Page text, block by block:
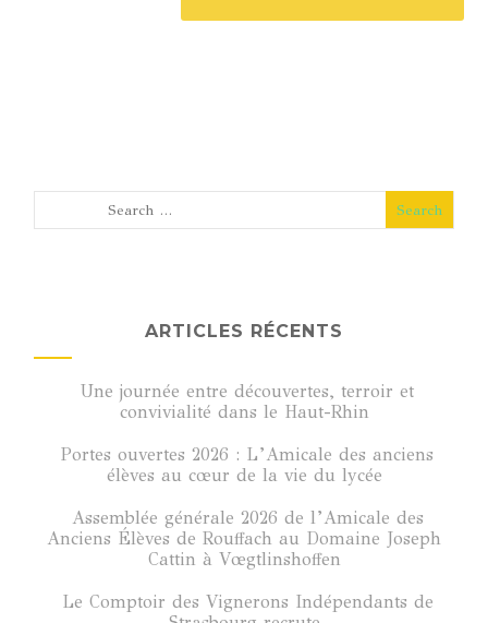
ARTICLES RÉCENTS
Une journée entre découvertes, terroir et
convivialité dans le Haut-Rhin
Portes ouvertes 2026 : L’Amicale des anciens
élèves au cœur de la vie du lycée
Assemblée générale 2026 de l’Amicale des
Anciens Élèves de Rouffach au Domaine Joseph
Cattin à Vœgtlinshoffen
Le Comptoir des Vignerons Indépendants de